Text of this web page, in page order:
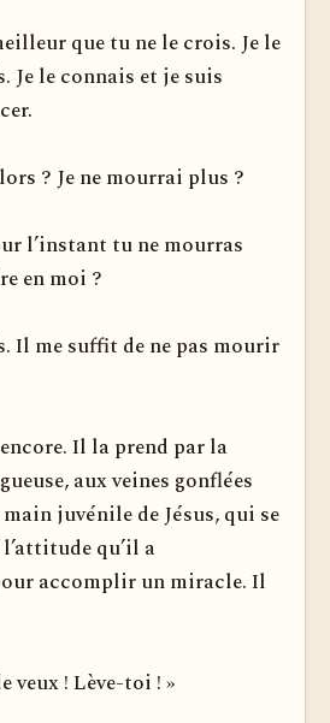
que tu ne le crois. Je le
Je le connais et je suis
? Je ne mourrai plus ?
l’instant tu ne mourras
en moi ?
Il me suffit de ne pas mourir
Il la prend par la
aux veines gonflées
juvénile de Jésus, qui se
qu’il a
accomplir un miracle. Il
veux ! Lève-toi ! »